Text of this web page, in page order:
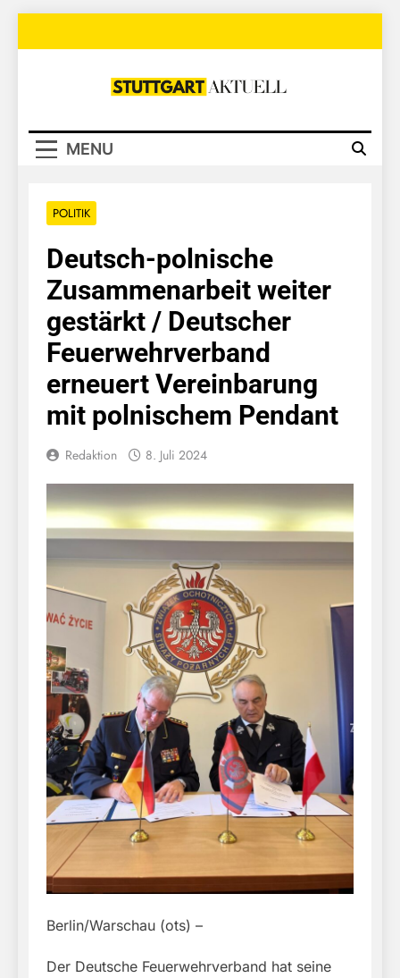
Stuttgart
MENU
POLITIK
Deutsch-polnische
Zusammenarbeit weiter
gestärkt / Deutscher
Feuerwehrverband
erneuert Vereinbarung
mit polnischem Pendant
Redaktion 8. Juli 2024
Berlin/Warschau (ots) –
Der Deutsche Feuerwehrverband hat seine